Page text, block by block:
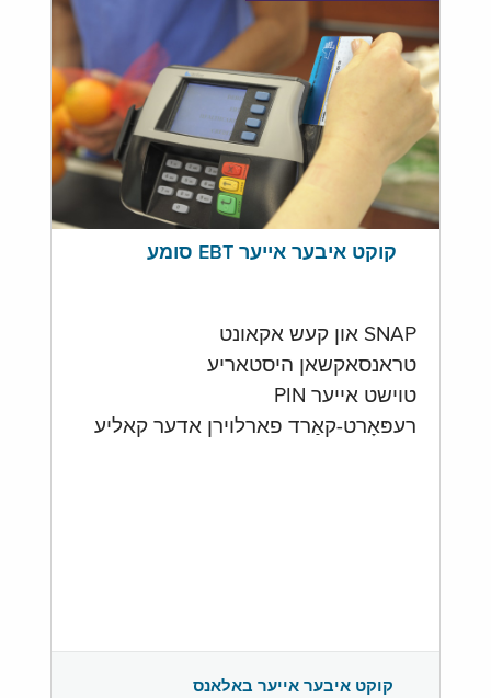
קוקט איבער אייער EBT סומע
SNAP און קעש אקאונט
טראנסאקשאן היסטאריע
טוישט אייער PIN
רעפּאָרט-קאַרד פארלוירן אדער קאליע
קוקט איבער אייער באלאנס